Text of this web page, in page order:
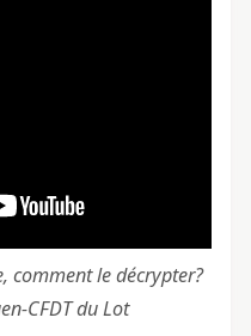
comment le décrypter?
CFDT du Lot